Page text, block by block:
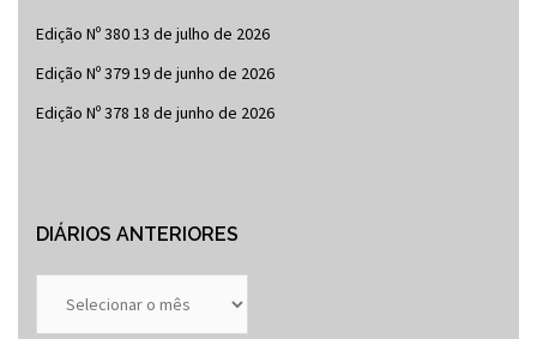
Edição Nº 38013 de julho de 2026
Edição Nº 37919 de junho de 2026
Edição Nº 378 18 de junho de 2026
DIÁRIOS ANTERIORES
Anteriores